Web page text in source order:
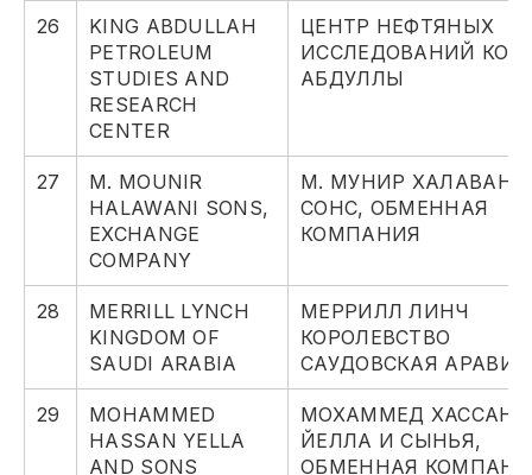
26
KING ABDULLAH
PETROLEUM
STUDIES AND
RESEARCH
CENTER
ЦЕНТР НЕФТЯНЫХ
ИССЛЕДОВАНИЙ
АБДУЛЛЫ
27
M. MOUNIR
HALAWANI SONS,
EXCHANGE
COMPANY
М. МУНИР ХАЛАВАНИ
СОНС, ОБМЕННАЯ
КОМПАНИЯ
28
MERRILL LYNCH
KINGDOM OF
SAUDI ARABIA
МЕРРИЛЛ ЛИНЧ
КОРОЛЕВСТВО
САУДОВСКАЯ АРАВИЯ
29
MOHAMMED
HASSAN YELLA
AND SONS
МОХАММЕД ХАССАН
ЙЕЛЛА И СЫНЬЯ,
ОБМЕННАЯ